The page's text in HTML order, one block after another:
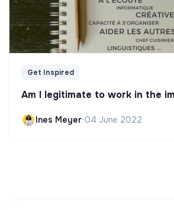
Get Inspired
Am I legitimate to work in the
Ines Meyer•04 June 2022